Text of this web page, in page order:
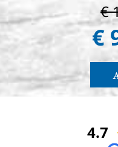
€
€
4.7